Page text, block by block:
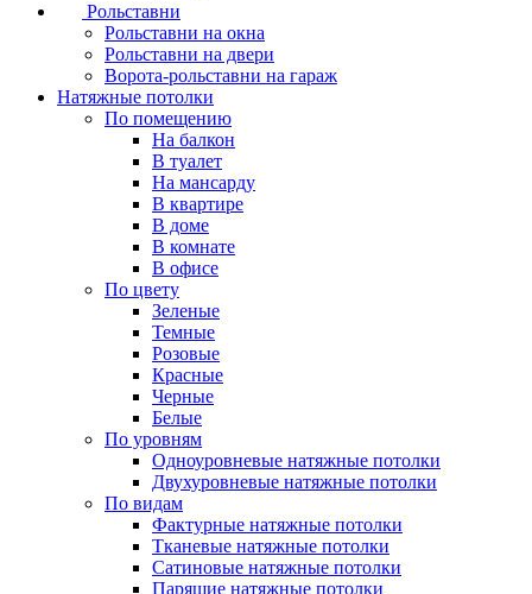
Рольставни
Рольставни на окна
Рольставни на двери
Ворота-рольставни на гараж
Натяжные потолки
По помещению
На балкон
В туалет
На мансарду
В квартире
В доме
В комнате
В офисе
По цвету
Зеленые
Темные
Розовые
Красные
Черные
Белые
По уровням
Одноуровневые натяжные потолки
Двухуровневые натяжные потолки
По видам
Фактурные натяжные потолки
Тканевые натяжные потолки
Сатиновые натяжные потолки
Парящие натяжные потолки